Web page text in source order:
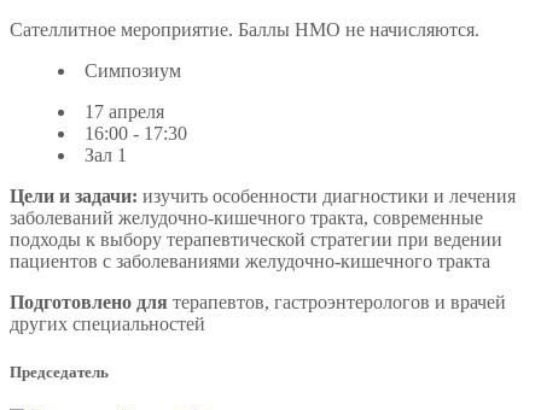
Сателлитное мероприятие. Баллы НМО не начисляются.
Симпозиум
17 апреля
16:00 - 17:30
Зал 1
Цели и задачи: изучить особенности диагностики и лечения
заболеваний желудочно-кишечного тракта, современные
подходы к выбору терапевтической стратегии при ведении
пациентов с заболеваниями желудочно-кишечного тракта
Подготовлено для терапевтов, гастроэнтерологов и врачей
других специальностей
Председатель